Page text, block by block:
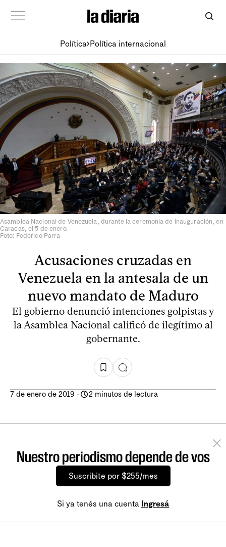
Política Política internacional
Asamblea Nacional de Venezuela, durante la ceremonia de inauguración, en
Caracas, el 5 de enero.
Foto: Federico Parra
Acusaciones cruzadas en
Venezuela en la antesala de un
nuevo mandato de Maduro
El gobierno denunció intenciones golpistas y
la Asamblea Nacional calificó de ilegítimo al
gobernante.
7 de enero de 2019 - 2 minutos de lectura
Nuestro periodismo depende de vos
Suscribite por $255/mes
Si ya tenés una cuenta Ingresá